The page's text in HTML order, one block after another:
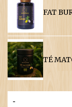
FAT
TÉ
-